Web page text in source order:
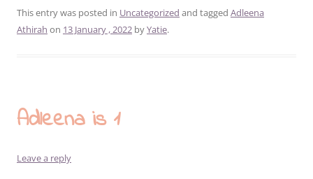
This entry was posted in Uncategorized and tagged Adleena
Athirah on 13 January , 2022 byYatie.
Adleena is 1
Leave a reply